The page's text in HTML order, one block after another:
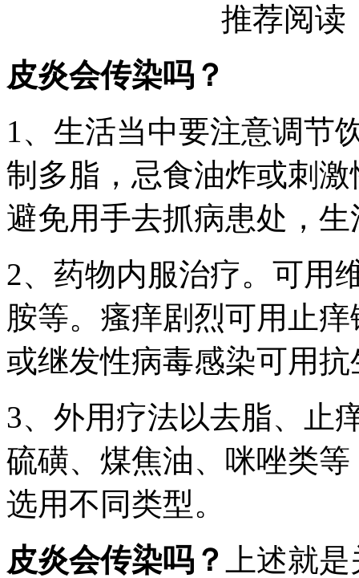
推荐阅读
皮炎会传染吗？
1、生活当中要注意调节
制多脂，忌食油炸或刺
避免用手去抓病患处，
2、药物内服治疗。可用
胺等。瘙痒剧烈可用止
或继发性病毒感染可用
3、外用疗法以去脂、止
硫磺、煤焦油、咪唑类
选用不同类型。
皮炎会传染吗？
上述就